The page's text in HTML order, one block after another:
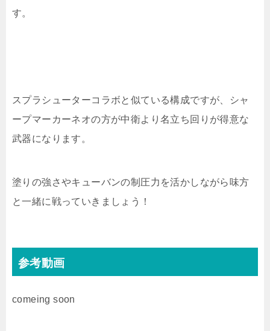
す。
スプラシューターコラボと似ている構成ですが、シャ
ープマーカーネオの方が中衛より名立ち回りが得意な
武器になります。
塗りの強さやキューバンの制圧力を活かしながら味方
と一緒に戦っていきましょう！
参考動画
comeing soon